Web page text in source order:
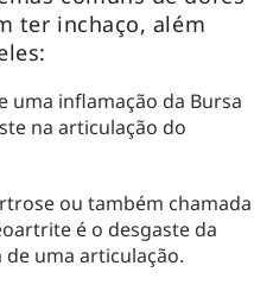
ter inchaço, além
uma inflamação da Bursa
na articulação do
ou também chamada
é o desgaste da
uma articulação.